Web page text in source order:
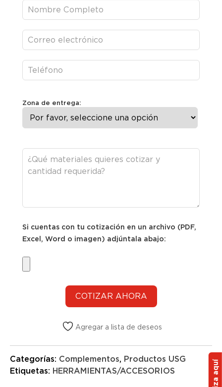
Zona de entrega:
Si cuentas con tu cotización en un archivo (PDF,
Excel, Word o imagen) adjúntala abajo:
Agregar a lista de deseos
Categorías: Complementos, Productos USG
Etiquetas: HERRAMIENTAS/ACCESORIOS